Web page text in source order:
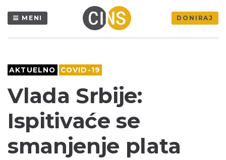
MENI DONIRAJ
AKTUELNO COVID-19
Vlada Srbije:
Ispitivaće se
smanjenje plata